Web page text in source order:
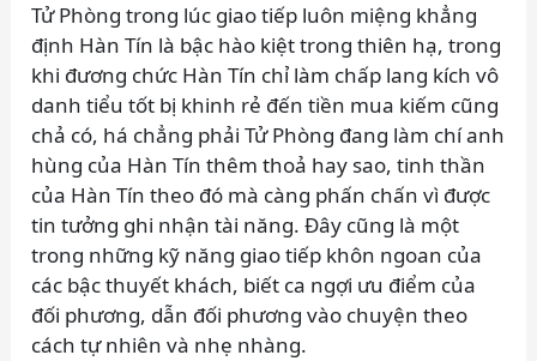
Tử Phòng trong lúc giao tiếp luôn miệng khẳng
định Hàn Tín là bậc hào kiệt trong thiên hạ, trong
khi đương chức Hàn Tín chỉ làm chấp lang kích vô
danh tiểu tốt bị khinh rẻ đến tiền mua kiếm cũng
chả có, há chẳng phải Tử Phòng đang làm chí anh
hùng của Hàn Tín thêm thoả hay sao, tinh thần
của Hàn Tín theo đó mà càng phấn chấn vì được
tin tưởng ghi nhận tài năng. Đây cũng là một
trong những kỹ năng giao tiếp khôn ngoan của
các bậc thuyết khách, biết ca ngợi ưu điểm của
đối phương, dẫn đối phương vào chuyện theo
cách tự nhiên và nhẹ nhàng.